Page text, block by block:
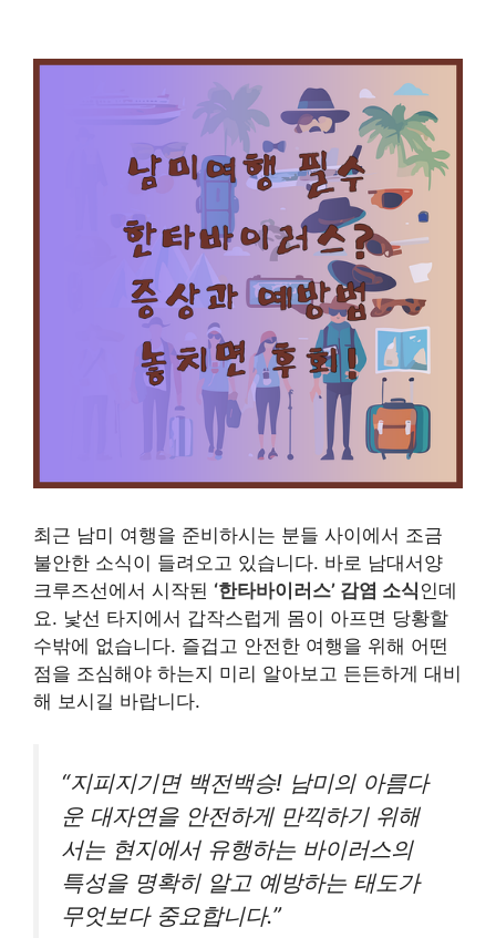
최근 남미 여행을 준비하시는 분들 사이에서 조금
불안한 소식이 들려오고 있습니다. 바로 남대서양
크루즈선에서 시작된 ‘한타바이러스’ 감염 소식 인데
요. 낯선 타지에서 갑작스럽게 몸이 아프면 당황할
수밖에 없습니다. 즐겁고 안전한 여행을 위해 어떤
점을 조심해야 하는지 미리 알아보고 든든하게 대비
해 보시길 바랍니다.
“지피지기면 백전백승! 남미의 아름다
운 대자연을 안전하게 만끽하기 위해
서는 현지에서 유행하는 바이러스의
특성을 명확히 알고 예방하는 태도가
무엇보다 중요합니다.”